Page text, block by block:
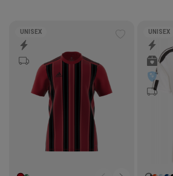
ønskeliste
UNISEX UNISEX